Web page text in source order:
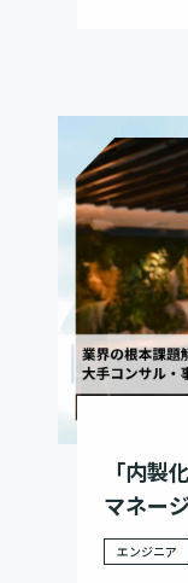
「内製
マネー
エンジニア